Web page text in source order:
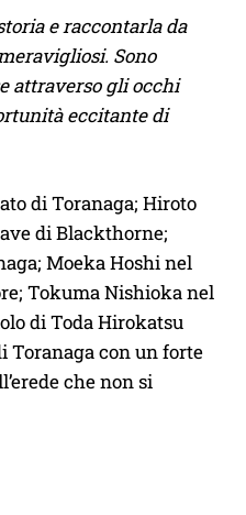
e raccontarla da
Sono
attraverso gli occhi
eccitante di
di Toranaga; Hiroto
di Blackthorne;
Moeka Hoshi nel
Tokuma Nishioka nel
di Toda Hirokatsu
Toranaga con un forte
che non si